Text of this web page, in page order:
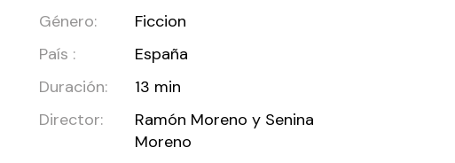
Género:
Ficcion
País :
España
Duración:
13 min
Director:
Ramón Moreno y Senina
Moreno